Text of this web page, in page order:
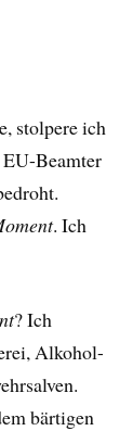
stolpere ich
Beamter
. Ich
? Ich
Alkohol-
bärtigen